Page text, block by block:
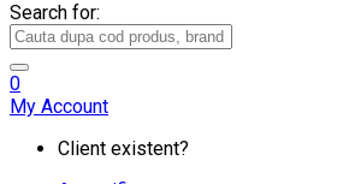
Search for:
0
My Account
Client existent?